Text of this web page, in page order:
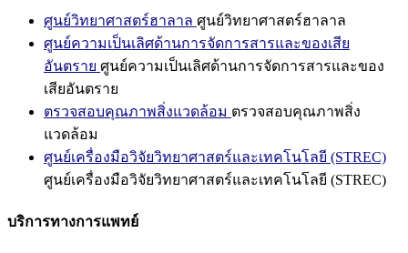
ศูนย์วิทยาศาสตร์ฮาลาล ศูนย์วิทยาศาสตร์ฮาลาล
ศูนย์ความเป็นเลิศด้านการจัดการสารและของเสีย
อันตราย ศูนย์ความเป็นเลิศด้านการจัดการสารและของ
เสียอันตราย
ตรวจสอบคุณภาพสิ่งแวดล้อม ตรวจสอบคุณภาพสิ่ง
แวดล้อม
ศูนย์เครื่องมือวิจัยวิทยาศาสตร์และเทคโนโลยี (STREC)
ศูนย์เครื่องมือวิจัยวิทยาศาสตร์และเทคโนโลยี (STREC)
บริการทางการแพทย์